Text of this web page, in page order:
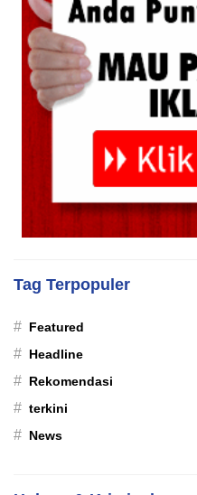
Tag Terpopuler
# Featured
# Headline
# Rekomendasi
# terkini
# News